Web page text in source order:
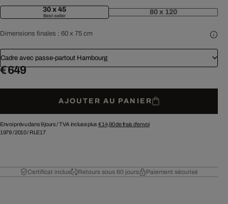
30 x 45
Best-seller 80 x 120
Dimensions finales : 60 x 75 cm
Cadre avec passe-partout Hambourg
€ 649
AJOUTER AU PANIER
Envoi prévu dans 9 jours /TVA incluse plus € 14,90de frais d'envoi
1979/2010/ RLE17
Certificat inclus Retours sous 60 jours Paiement sécurisé